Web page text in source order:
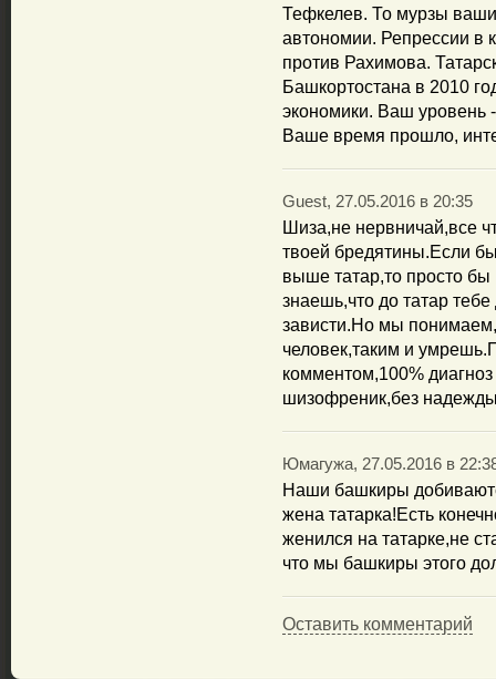
Тефкелев. То мурзы
автономии. Репрессии в
против Рахимова.
Башкортостана в 2010
экономики. Ваш уровень
Ваше время прошло,
Guest, 27.05.2016 в 20:35
Шиза,не нервничай,все
твоей бредятины.Если
выше татар,то просто
знаешь,что до татар
зависти.Но мы
человек,таким и
комментом,100%
шизофреник,без
Юмагужа, 27.05.2016 в
Наши башкиры
жена татарка!Есть
женился на татарке,не
что мы башкиры этого
Оставить комментарий